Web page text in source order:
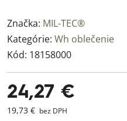
Značka: MIL-TEC®
Kategórie: Wh oblečenie
Kód: 18158000
24,27 €
19,73 € bez DPH